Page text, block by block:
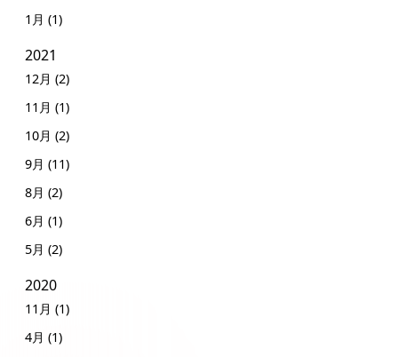
1月 (1)
2021
12月 (2)
11月 (1)
10月 (2)
9月 (11)
8月 (2)
6月 (1)
5月 (2)
2020
11月 (1)
4月 (1)